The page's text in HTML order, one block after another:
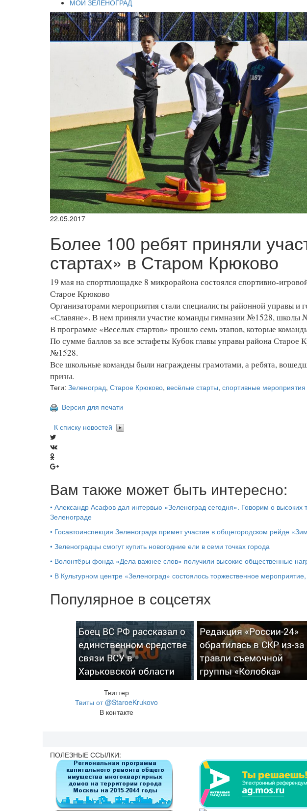
МОЙ ЗЕЛЕНОГРАД
22.05.2017
Более 100 ребят приняли
стартах» в Старом Крюково
19 мая на спортплощадке 8 микрорайона состоялся спортивно-
Старое Крюково
Организаторами мероприятия стали специалисты районной управы и
«Славяне». В нем приняли участие команды гимназии №1528, школы
В программе «Веселых стартов» прошло семь этапов, которые
По сумме баллов за все эстафеты Кубок главы управы района Старое
№1528.
Все школьные команды были награждены грамотами, а ребята,
призы.
Теги: Зеленоград, Старое Крюково, весёлые старты, спортивные мероприятия
Версия для печати
К списку новостей
Вам также может быть интересно:
• Александр Асафов дал интервью «Зеленоград сегодня». Говорим о высоких
Зеленограде
• Госавтоинспекция Зеленограда примет участие в общегородском рейде
• Зеленоградцы смогут купить новогодние ели в семи точках города
• Волонтёры фонда «Дела важнее слов» получили высокие общественные
• В Культурном центре «Зеленоград» состоялось торжественное
Популярное в соцсетях
Боец ВС РФ рассказал о
единственном средстве
связи ВСУ в
Харьковской области
Редакция «России-24»
обратилась в СКР из-за
травли съемочной
группы «Колобка»
Твиттер
Твиты от @StaroeKrukovo
В контакте
ПОЛЕЗНЫЕ ССЫЛКИ: